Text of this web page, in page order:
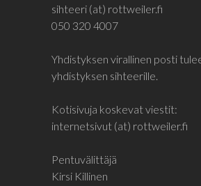
sihteeri (at) rottweiler.fi
050 320 4007
Yhdistyksen virallinen posti
yhdistyksen sihteerille.
Kotisivuja koskevat viestit:
internetsivut (at) rottweiler.fi
Pentuvälittäjä
Kirsi Killinen